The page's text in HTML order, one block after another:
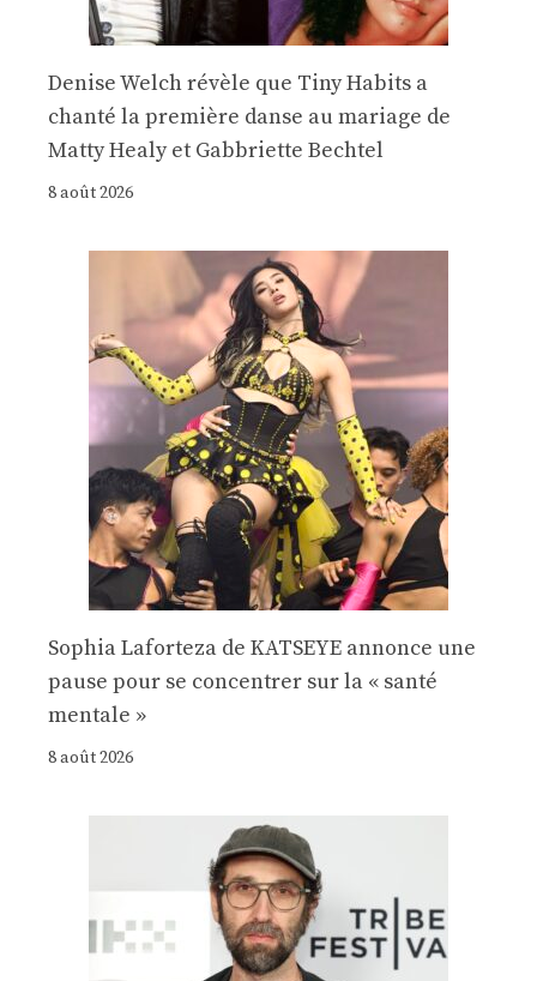
Denise Welch révèle que Tiny Habits a
chanté la première danse au mariage de
Matty Healy et Gabbriette Bechtel
8 août 2026
Sophia Laforteza de KATSEYE annonce une
pause pour se concentrer sur la « santé
mentale »
8 août 2026